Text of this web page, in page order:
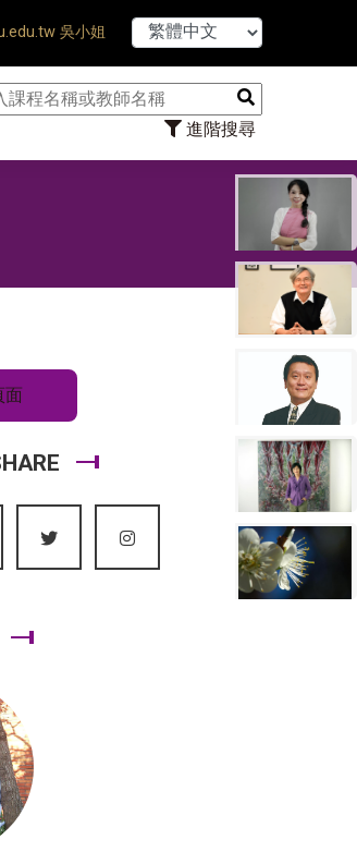
吳小姐
進階搜尋
【7/31】114學
面